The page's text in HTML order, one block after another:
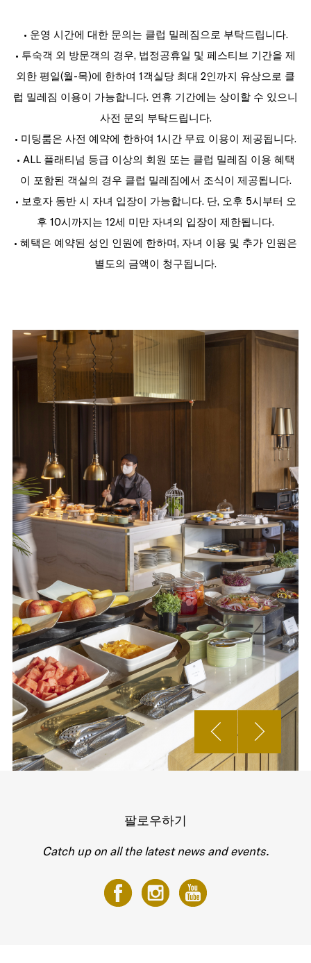
• 운영 시간에 대한 문의는 클럽 밀레짐으로 부탁드립니다.
• 투숙객 외 방문객의 경우, 법정공휴일 및 페스티브 기간을 제
외한 평일(월-목)에 한하여 1객실당 최대 2인까지 유상으로 클
럽 밀레짐 이용이 가능합니다. 연휴 기간에는 상이할 수 있으니
사전 문의 부탁드립니다.
• 미팅룸은 사전 예약에 한하여 1시간 무료 이용이 제공됩니다.
• ALL 플래티넘 등급 이상의 회원 또는 클럽 밀레짐 이용 혜택
이 포함된 객실의 경우 클럽 밀레짐에서 조식이 제공됩니다.
• 보호자 동반 시 자녀 입장이 가능합니다. 단, 오후 5시부터 오
후 10시까지는 12세 미만 자녀의 입장이 제한됩니다.
• 혜택은 예약된 성인 인원에 한하며, 자녀 이용 및 추가 인원은
별도의 금액이 청구됩니다.
팔로우하기
Catch up on all the latest news and events.